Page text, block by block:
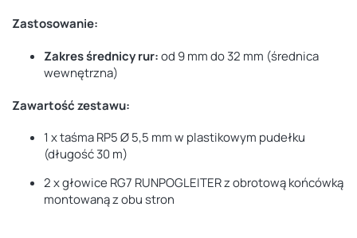
Zastosowanie:
Zakres średnicy rur:od 9 mm do 32 mm (średnica
wewnętrzna)
Zawartość zestawu:
1 x taśma RP5 Ø 5,5 mm w plastikowym pudełku
(długość 30 m)
2 x głowice RG7 RUNPOGLEITER z obrotową końcówką
montowaną z obu stron